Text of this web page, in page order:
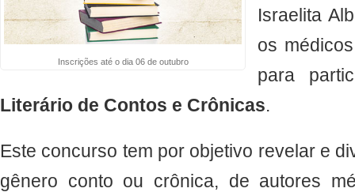
Inscrições até o dia 06 de outubro
Israelita
os
para
Literário de Contos e Crônicas.
Este concurso tem por objetivo revelar e
gênero conto ou crônica, de autores